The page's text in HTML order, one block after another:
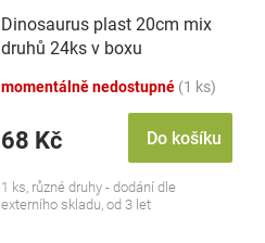
Dinosaurus plast 20cm mix
druhů 24ks v boxu
momentálně nedostupné (1 ks)
68 Kč Do košíku
1 ks, různé druhy - dodání dle
externího skladu, od 3 let